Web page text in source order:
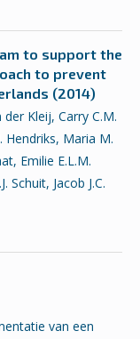
to support the
to prevent
(2014)
Kleij, Carry C.M.
Hendriks, Maria M.
Emilie E.L.M.
Schuit, Jacob J.C.
van een